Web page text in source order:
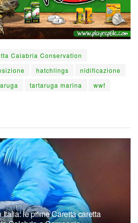
Calabria Conservation
hatchlings
nidificazione
tartaruga marina wwf
le prime Caretta caretta